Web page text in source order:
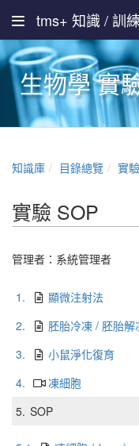
tms+ 知識 / 訓練
生物學 實
知識庫 目錄總覽 實
實驗 SOP
管理者： 系統管理者
1.
顯微注射法
2.
胚胎冷凍 / 胚胎解
3.
小鼠淨化復育
4.
凍細胞
5. SOP